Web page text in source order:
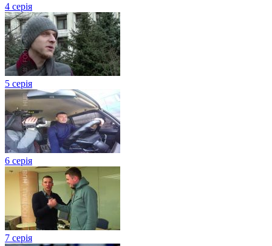
4 серія
5 серія
6 серія
7 серія